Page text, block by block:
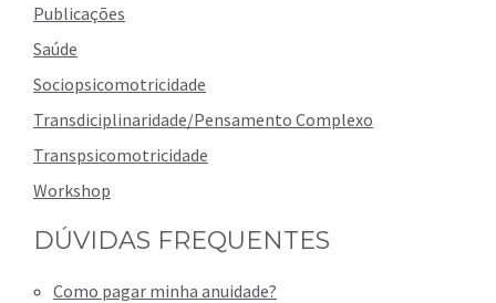
Publicações
Saúde
Sociopsicomotricidade
Transdiciplinaridade/Pensamento Complexo
Transpsicomotricidade
Workshop
DÚVIDAS FREQUENTES
Como pagar minha anuidade?